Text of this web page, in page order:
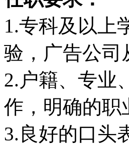
1.专科及以上
验，广告公司
2.户籍、专业
作，明确的职
3.良好的口头